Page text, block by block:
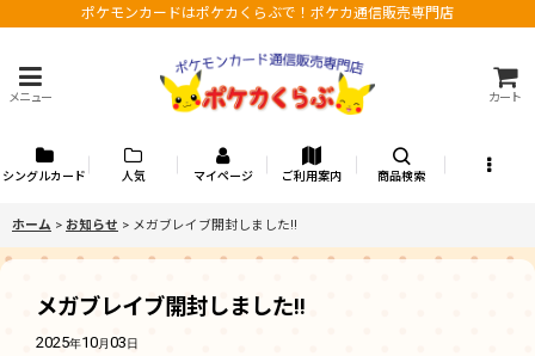
ポケモンカードはポケカくらぶで！ポケカ通信販売専門店
メニュー カート
シングルカード 人気 マイページ ご利用案内 商品検索
ホーム > お知らせ > メガブレイブ開封しました!!
メガブレイブ開封しました!!
2025年10月03日